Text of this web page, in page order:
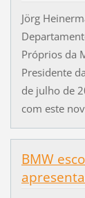
Jörg
Próprios da
Presidente
de julho de
com este
BMW